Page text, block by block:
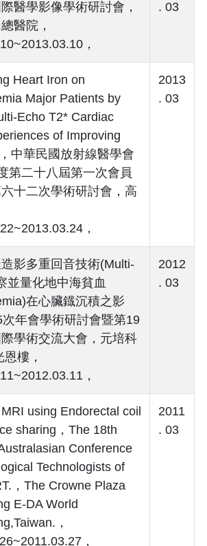
醫學影像學術研討會，
醫院，
，
. 03
Heart Iron on
Major Patients by
Echo T2* Cardiac
of Improving
中華民國放射線醫學會
第二十八屆第一次會員
十二次學術研討會，高
，
2013
. 03
影多重回音技術(Multi-
並量化地中海貧血
在心臟鐡沉積之影
年會學術研討會暨第19
學術交流大會，元培科
樓，
，
2012
. 03
using Endorectal coil
sharing，The 18th
Conference
Technologists of
，The Crowne Plaza
E-DA World
，
，
2011
. 03